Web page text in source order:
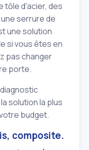
tôle d'acier, des
serrure de
une solution
si vous êtes en
pas changer
porte.
solution la plus
budget.
composite.